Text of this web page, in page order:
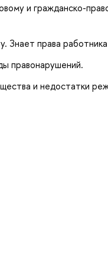
и гражданско-
Знает права
правонарушений.
и недостатки